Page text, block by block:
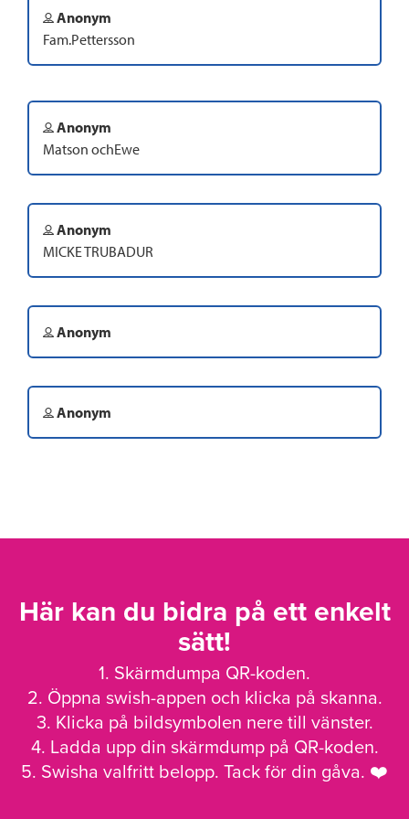
Anonym
Fam.Pettersson
Anonym
Matson ochEwe
Anonym
MICKE TRUBADUR
Anonym
Anonym
Här kan du bidra på ett enkelt
sätt!
1. Skärmdumpa QR-koden.
2. Öppna swish-appen och klicka på skanna.
3. Klicka på bildsymbolen nere till vänster.
4. Ladda upp din skärmdump på QR-koden.
5. Swisha valfritt belopp. Tack för din gåva. ❤️